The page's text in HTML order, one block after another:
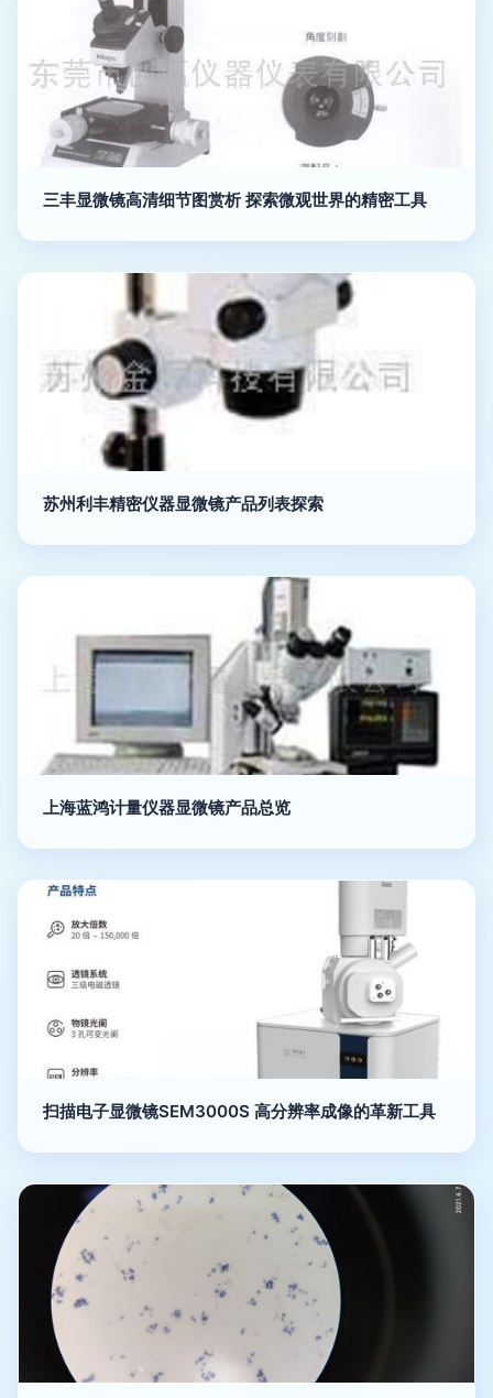
三丰显微镜高清细节图赏析 探索微观世界的精密工具
苏州利丰精密仪器显微镜产品列表探索
上海蓝鸿计量仪器显微镜产品总览
扫描电子显微镜SEM3000S 高分辨率成像的革新工具